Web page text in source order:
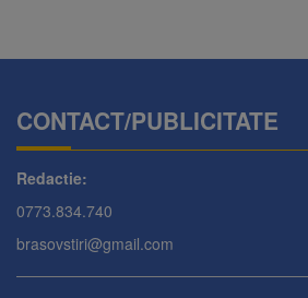
CONTACT/PUBLICITATE
Redactie:
0773.834.740
brasovstiri@gmail.com